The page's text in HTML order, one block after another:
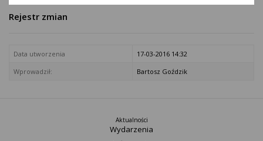
Rejestr zmian
Data utworzenia
17-03-2016 14:32
Wprowadził:
Bartosz Goździk
Aktualności
Wydarzenia